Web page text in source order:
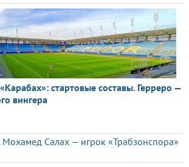
стартовые составы. Герреро —
вингера
Салах — игрок «Трабзонспора»